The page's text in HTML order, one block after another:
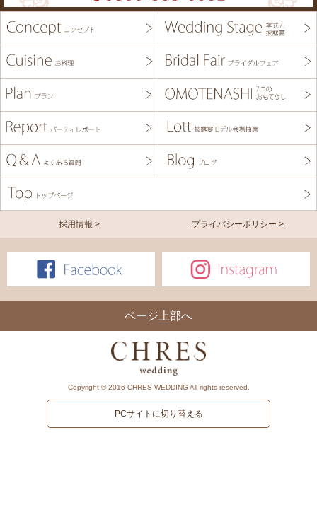
採用情報 > プライバシーポリシー >
ページ上部へ
Copyright © 2016 CHRES WEDDING All rights reserved.
PCサイトに切り替える